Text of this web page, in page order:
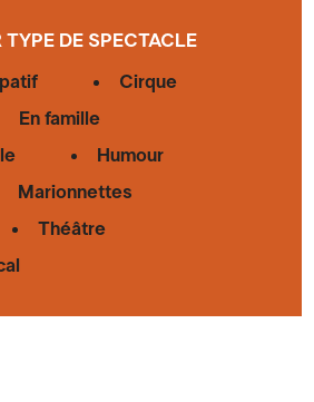
TYPE DE SPECTACLE
Cirque
En famille
Humour
Marionnettes
Théâtre